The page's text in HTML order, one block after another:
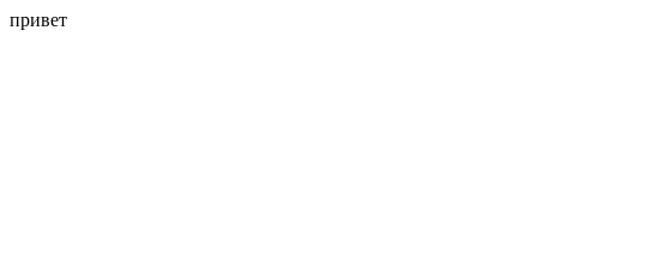
привет